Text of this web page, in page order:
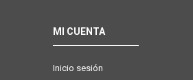
MI CUENTA
Inicio sesión